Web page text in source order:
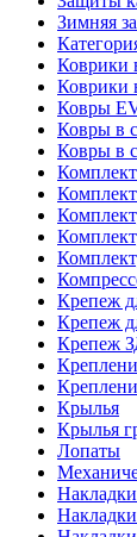
Зимняя
Коврики
Коврики
Ковры
Ковры в
Ковры в
Крепеж
Крепеж
Крепеж
Крылья
Крылья
Лопаты